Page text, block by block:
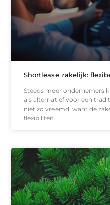
Shortlease zakelijk:
Steeds meer ondernemers
als alternatief voor een
niet zo vreemd, want de
flexibiliteit.